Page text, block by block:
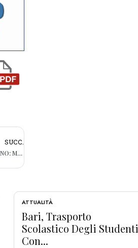
SUCC.
BARI, IN VIA RE DAVID IL BISOGNO AGUZZA L’INGEGNO: MA IL PARCHEGGIO È SOTTO LA PENSILINA
ATTUALITÀ
Bari, Trasporto
Scolastico Degli Studenti
Con...